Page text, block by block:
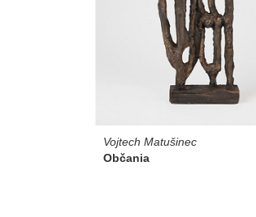
Vojtech Matušinec
Občania